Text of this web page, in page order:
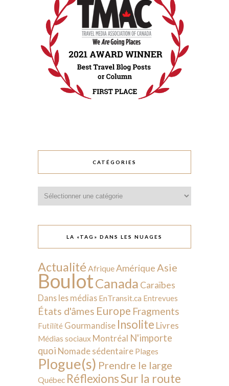
CATÉGORIES
LA «TAG» DANS LES NUAGES
Actualité AfriqueAmérique Asie
BoulotCanada Caraïbes
Dans les médias EnTransit.ca Entrevues
États d'âmes Europe Fragments
Futilité Gourmandise Insolite Livres
Médias sociaux Montréal N'importe
quoi Nomade sédentaire Plages
Plogue(s) Prendre le large
Québec RéflexionsSur la route